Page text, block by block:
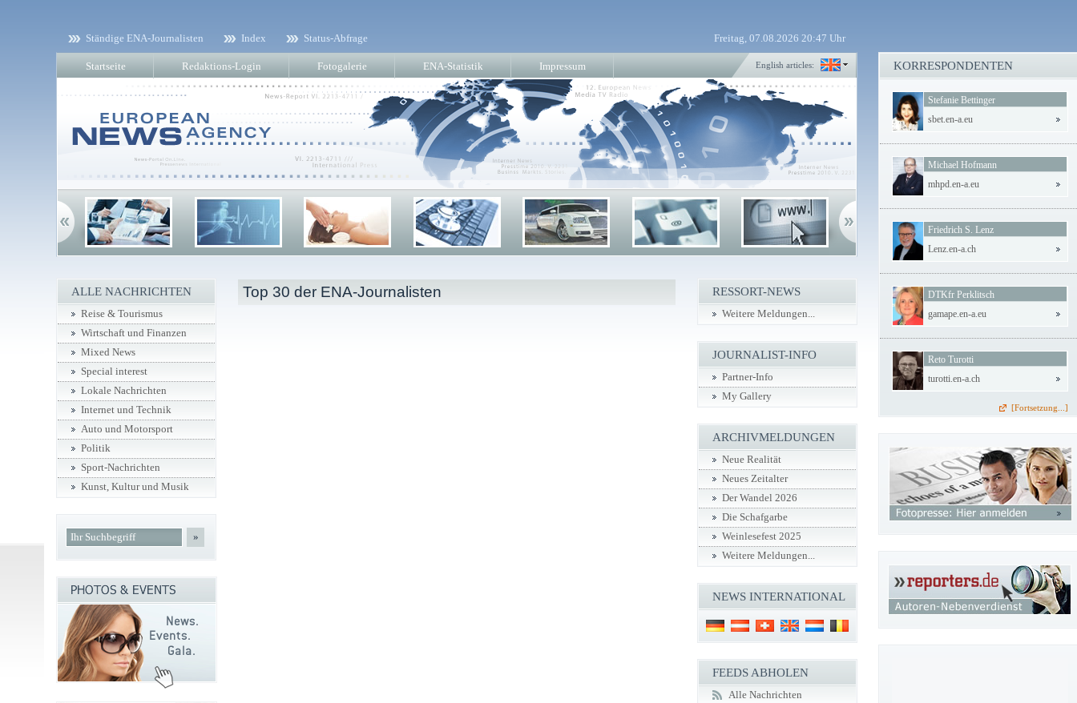
Ständige ENA-Journalisten Index Status-Abfrage Freitag, 07.08.2026 20:47 Uhr
Startseite Redaktions-Login Fotogalerie ENA-Statistik Impressum English articles:
Top 30 der ENA-Journalisten
ALLE NACHRICHTEN
Reise & Tourismus
Wirtschaft und Finanzen
Mixed News
Special interest
Lokale Nachrichten
Internet und Technik
Auto und Motorsport
Politik
Sport-Nachrichten
Kunst, Kultur und Musik
»
RESSORT-NEWS
Weitere Meldungen...
JOURNALIST-INFO
Partner-Info
My Gallery
ARCHIVMELDUNGEN
Neue Realität
Neues Zeitalter
Der Wandel 2026
Die Schafgarbe
Weinlesefest 2025
Weitere Meldungen...
NEWS INTERNATIONAL
FEEDS ABHOLEN
Alle Nachrichten
KORRESPONDENTEN
Stefanie Bettinger
sbet.en-a.eu
Michael Hofmann
mhpd.en-a.eu
Friedrich S. Lenz
Lenz.en-a.ch
DTKfr Perklitsch
gamape.en-a.eu
Reto Turotti
turotti.en-a.ch
[Fortsetzung...]